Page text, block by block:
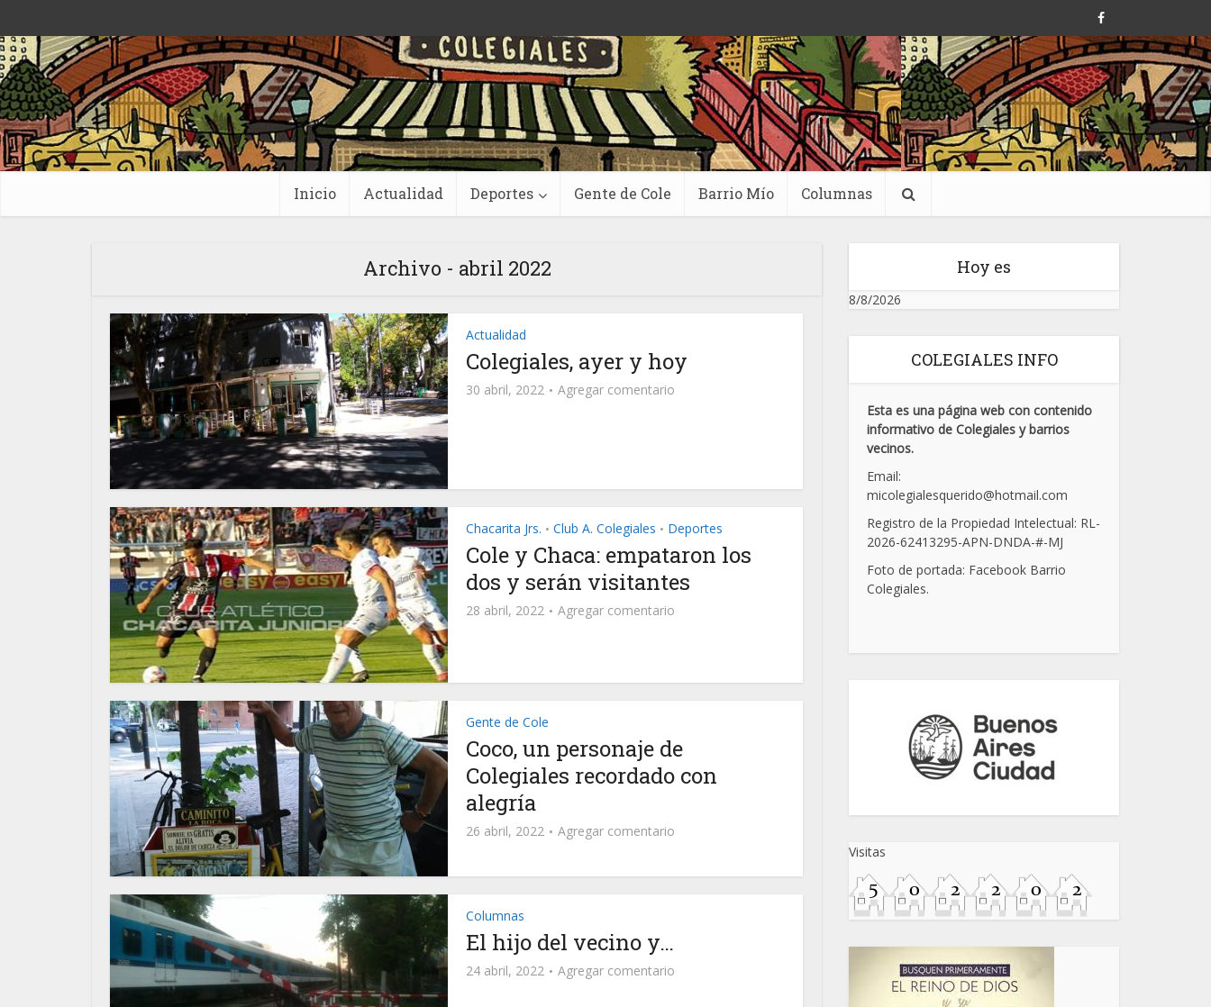
Inicio Actualidad Deportes Gente de Cole Barrio Mío Columnas
Archivo - abril 2022
Actualidad
Colegiales, ayer y hoy
30 abril, 2022 Agregar comentario
Chacarita Jrs. • Club A. Colegiales • Deportes
Cole y Chaca: empataron los
dos y serán visitantes
28 abril, 2022 Agregar comentario
Gente de Cole
Coco, un personaje de
Colegiales recordado con
alegría
26 abril, 2022 Agregar comentario
Columnas
El hijo del vecino y…
24 abril, 2022 Agregar comentario
Hoy es
8/8/2026
COLEGIALES INFO
Esta es una página web con contenido
informativo de Colegiales y barrios
vecinos.
Email:
micolegialesquerido@hotmail.com
Registro de la Propiedad Intelectual: RL-
2026-62413295-APN-DNDA-#-MJ
Foto de portada: Facebook Barrio
Colegiales.
Visitas